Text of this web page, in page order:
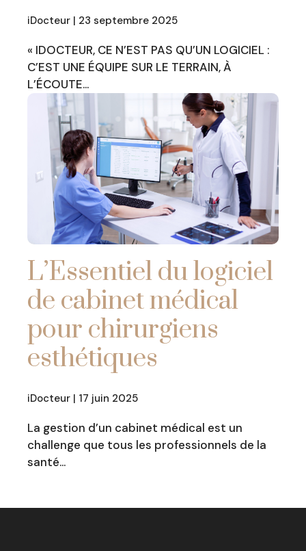
iDocteur | 23 septembre 2025
« IDOCTEUR, CE N’EST PAS QU’UN LOGICIEL :
C’EST UNE ÉQUIPE SUR LE TERRAIN, À
L’ÉCOUTE…
L’Essentiel du logiciel
de cabinet médical
pour chirurgiens
esthétiques
iDocteur | 17 juin 2025
La gestion d’un cabinet médical est un
challenge que tous les professionnels de la
santé…